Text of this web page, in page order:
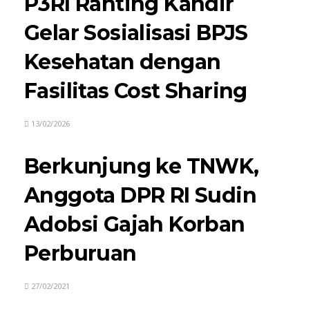
Gelar Sosialisasi BPJS
Kesehatan dengan
Fasilitas Cost Sharing
13/02/2026
Berkunjung ke TNWK,
Anggota DPR RI Sudin
Adobsi Gajah Korban
Perburuan
27/02/2021